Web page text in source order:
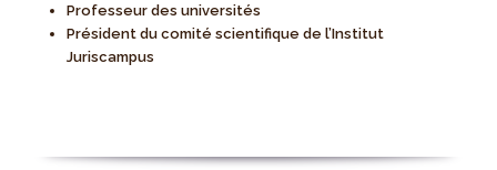
Professeur des universités
Président du comité scientifique de l’Institut
Juriscampus